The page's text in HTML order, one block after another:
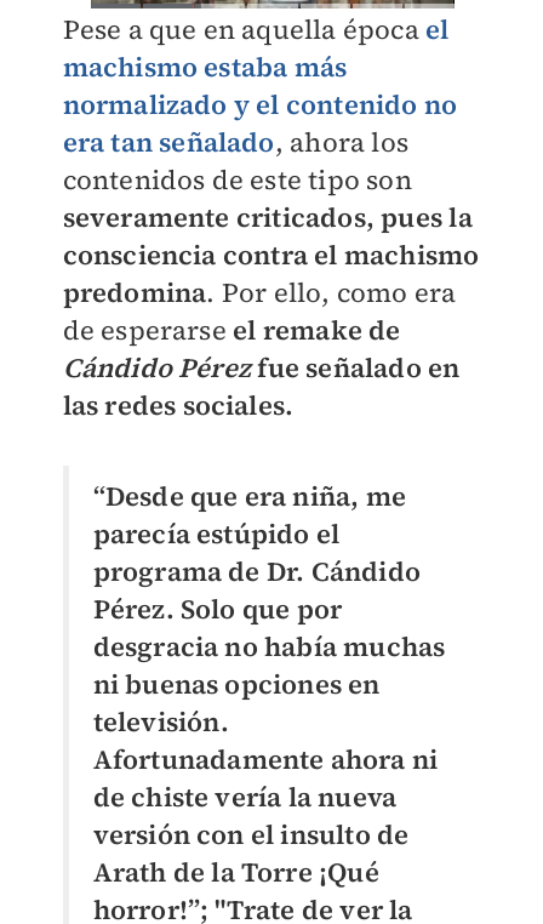
Pese a que en aquella época el
machismo estaba más
normalizado y el contenido no
era tan señalado, ahora los
contenidos de este tipo son
severamente criticados, pues la
consciencia contra el machismo
predomina. Por ello, como era
de esperarse el remake de
Cándido Pérezfue señalado en
las redes sociales.
“Desde que era niña, me
parecía estúpido el
programa de Dr. Cándido
Pérez. Solo que por
desgracia no había muchas
ni buenas opciones en
televisión.
Afortunadamente ahora ni
de chiste vería la nueva
versión con el insulto de
Arath de la Torre ¡Qué
horror!”; "Trate de ver la